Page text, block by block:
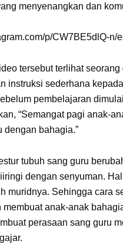
menyenangkan dan
p/CW7BE5dlQ-n/
tersebut terlihat seorang
instruksi sederhana
pembelajaran
“Semangat pagi anak-
dengan bahagia.”
tubuh sang guru
dengan senyuman.
muridnya. Sehingga cara
membuat anak-anak
perasaan sang guru